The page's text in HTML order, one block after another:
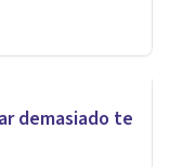
demasiado te